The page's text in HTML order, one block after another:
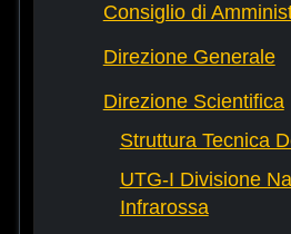
Consiglio di
Direzione Generale
Direzione Scientifica
Struttura Tecnica
UTG-I Divisione
Infrarossa